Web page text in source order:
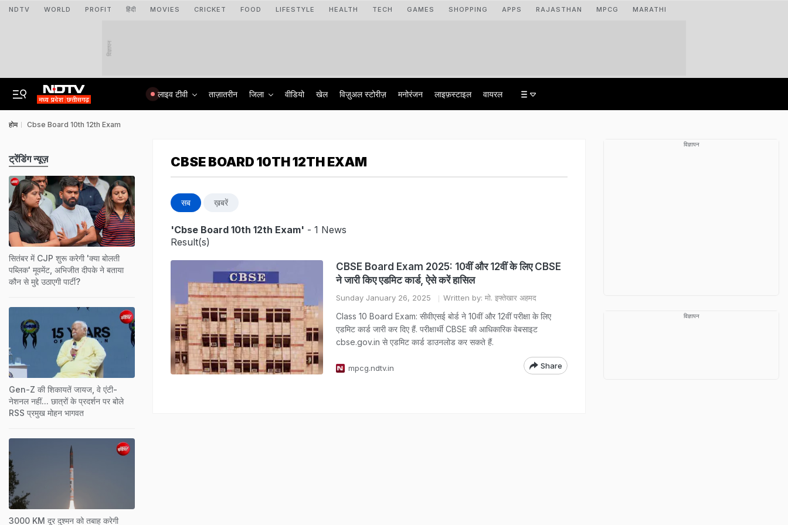
NDTV WORLD PROFIT हिंदी MOVIES CRICKET FOOD LIFESTYLE HEALTH TECH GAMES SHOPPING APPS RAJASTHAN MPCG MARATHI
विज्ञापन
लाइव टीवी ताज़ातरीन जिला वीडियो खेल विज़ुअल स्टोरीज़ मनोरंजन लाइफ़स्टाइल वायरल
होम Cbse Board 10th 12th Exam
CBSE BOARD 10TH 12TH EXAM
सब ख़बरें
'Cbse Board 10th 12th Exam' - 1 News
Result(s)
CBSE Board Exam 2025: 10वीं और 12वीं के लिए CBSE
ने जारी किए एडमिट कार्ड, ऐसे करें हासिल
Sunday January 26, 2025 Written by: मो. इफ्तेखार अहमद
Class 10 Board Exam: सीवीएसई बोर्ड ने 10वीं और 12वीं परीक्षा के लिए
एडमिट कार्ड जारी कर दिए हैं. परीक्षार्थी CBSE की आधिकारिक वेबसाइट
cbse.gov.in से एडमिट कार्ड डाउनलोड कर सकते हैं.
mpcg.ndtv.in Share
ट्रेंडिंग न्यूज़
सितंबर में CJP शुरू करेगी 'क्या बोलती
पब्लिक' मूवमेंट, अभिजीत दीपके ने बताया
कौन से मुद्दे उठाएगी पार्टी?
Gen-Z की शिकायतें जायज, वे एंटी-
नेशनल नहीं... छात्रों के प्रदर्शन पर बोले
RSS प्रमुख मोहन भागवत
3000 KM दूर दुश्मन को तबाह करेगी
विज्ञापन
विज्ञापन